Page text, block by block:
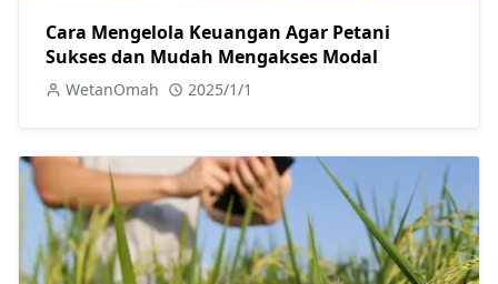
Cara Mengelola Keuangan Agar Petani
Sukses dan Mudah Mengakses Modal
WetanOmah 2025/1/1